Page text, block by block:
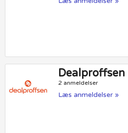
Dealproffsen
2 anmeldelser
Læs anmeldelser »